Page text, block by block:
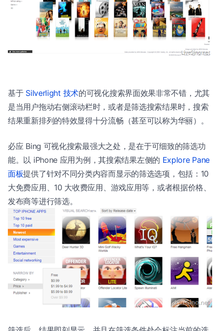
基于 Silverlight 技术的可视化搜索界面效果非常不错，尤其
是当用户拖动右侧滚动栏时，或者是筛选搜索结果时，搜索
结果重新排列的特效显得十分流畅（甚至可以称为华丽）。
必应 Bing 可视化搜索最强大之处，是在于可细致的筛选功
能。以 iPhone 应用为例，其搜索结果左侧的 Explore Pane
面板提供了针对不同分类内容而显示的筛选选项，包括：10
大免费应用、10 大收费应用、游戏应用等，或者根据价格、
发布商等进行筛选。